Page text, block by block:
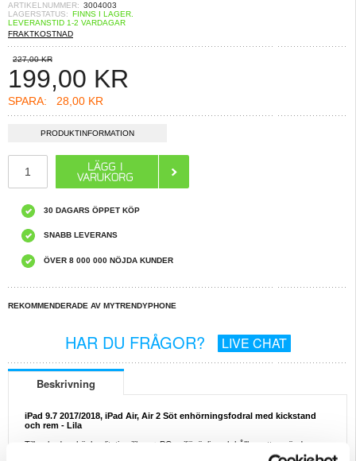
ARTIKELNUMMER: 3004003
LAGERSTATUS: FINNS I LAGER.
LEVERANSTID 1-2 VARDAGAR
FRAKTKOSTNAD
227,00 KR
199,00 KR
SPARA: 28,00 KR
PRODUKTINFORMATION
30 DAGARS ÖPPET KÖP
SNABB LEVERANS
ÖVER 8 000 000 NÖJDA KUNDER
REKOMMENDERADE AV MYTRENDYPHONE
HAR DU FRÅGOR? LIVE CHAT
Beskrivning
iPad 9.7 2017/2018, iPad Air, Air 2 Söt enhörningsfodral med kickstand
och rem - Lila
Tillverkad av högkvalitativ silikon + PC, miljövänlig och hållbar att använda